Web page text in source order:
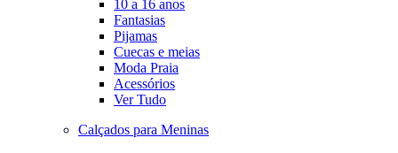
10 a 16 anos
Fantasias
Pijamas
Cuecas e meias
Moda Praia
Acessórios
Ver Tudo
Calçados para Meninas